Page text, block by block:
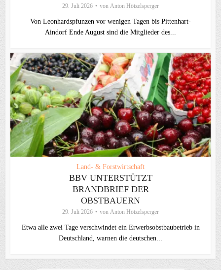
29. Juli 2026 von Anton Hötzelsperger
Von Leonhardspfunzen vor wenigen Tagen bis Pittenhart-
Aindorf Ende August sind die Mitglieder des...
Land- & Forstwirtschaft
BBV UNTERSTÜTZT
BRANDBRIEF DER
OBSTBAUERN
29. Juli 2026 von Anton Hötzelsperger
Etwa alle zwei Tage verschwindet ein Erwerbsobstbaubetrieb in
Deutschland, warnen die deutschen...